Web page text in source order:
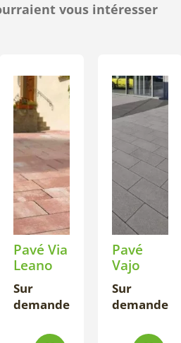
vous intéresser
Pavé Via
Leano
Sur
demande
Pavé
Vajo
Sur
demande